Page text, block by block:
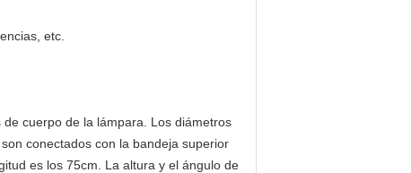
etc.
cuerpo de la lámpara. Los diámetros
conectados con la bandeja superior
es los 75cm. La altura y el ángulo de